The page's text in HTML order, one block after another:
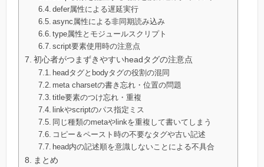
defer属性による遅延実行
async属性による非同期読み込み
type属性とモジュールスクリプト
script要素使用時の注意点
初心者がつまずきやすいheadタグの注意点
headタグとbodyタグの役割の混同
meta charsetの書き忘れ・位置の問題
title要素のつけ忘れ・重複
linkやscriptのパス指定ミス
同じ種類のmetaやlinkを重複して書いてしまう
コピー＆ペースト時の不要なタグや古い記述
head内の記述順を意識しないことによる不具合
まとめ